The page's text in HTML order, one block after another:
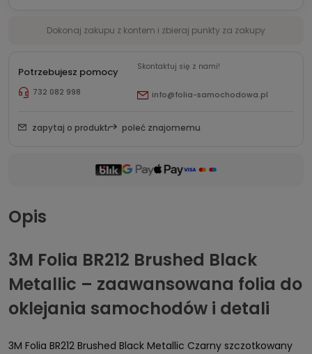
Dokonaj zakupu z kontem i zbieraj punkty za zakupy
Potrzebujesz pomocy Skontaktuj się z nami!
732 082 998 info@folia-samochodowa.pl
zapytaj o produkt poleć znajomemu
Opis
3M Folia BR212 Brushed Black
Metallic – zaawansowana folia do
oklejania samochodów i detali
3M Folia BR212 Brushed Black Metallic Czarny szczotkowany